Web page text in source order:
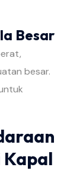
Besar
besar.
Kapal